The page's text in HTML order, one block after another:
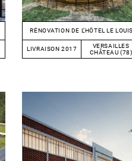
RÉNOVATION DE L’HÔTEL LE
LIVRAISON 2017
VERSAILLES
CHÂTEAU (78)